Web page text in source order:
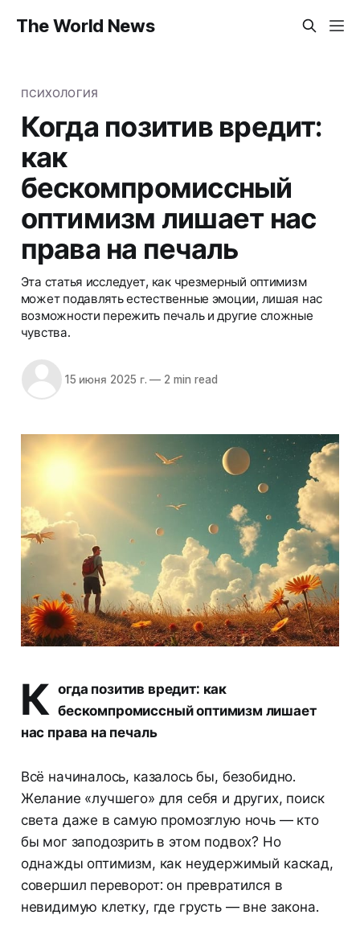
The World News
ПСИХОЛОГИЯ
Когда позитив вредит:
как
бескомпромиссный
оптимизм лишает нас
права на печаль
Эта статья исследует, как чрезмерный оптимизм
может подавлять естественные эмоции, лишая нас
возможности пережить печаль и другие сложные
чувства.
15 июня 2025 г. — 2 min read
К огда позитив вредит: как
бескомпромиссный оптимизм лишает
нас права на печаль
Всё начиналось, казалось бы, безобидно.
Желание «лучшего» для себя и других, поиск
света даже в самую промозглую ночь — кто
бы мог заподозрить в этом подвох? Но
однажды оптимизм, как неудержимый каскад,
совершил переворот: он превратился в
невидимую клетку, где грусть — вне закона.